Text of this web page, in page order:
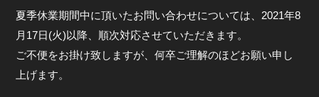
夏季休業期間中に頂いたお問い合わせについては、2021年8
月17日(火)以降、順次対応させていただきます。
ご不便をお掛け致しますが、何卒ご理解のほどお願い申し
上げます。